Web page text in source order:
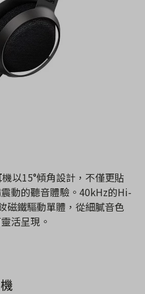
以15°傾角設計，不僅更貼
動的聽音體驗。40kHz的Hi-
磁鐵驅動單體，從細膩音色
活呈現。